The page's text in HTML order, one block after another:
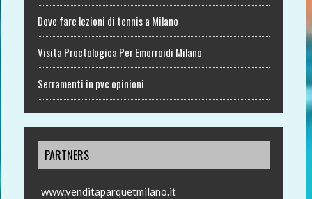
Dove fare lezioni di tennis a Milano
Visita Proctologica Per Emorroidi Milano
Serramenti in pvc opinioni
PARTNERS
www.venditaparquetmilano.it